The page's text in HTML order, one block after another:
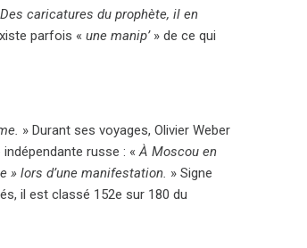
Des caricatures du prophète, il en
parfois «une manip’» de ce qui
» Durant ses voyages, Olivier Weber
russe : «À Moscou en
» lors d’une manifestation. » Signe
il est classé 152e sur 180 du